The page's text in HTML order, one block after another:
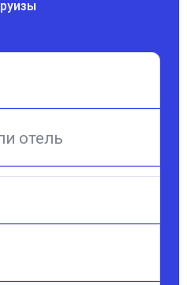
отель